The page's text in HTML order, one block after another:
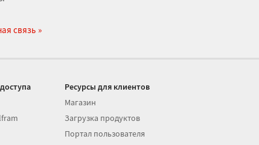
связь
Ресурсы для клиентов
Магазин
Загрузка продуктов
Портал пользователя